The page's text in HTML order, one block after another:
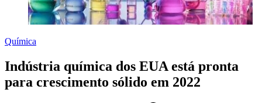
Química
Indústria química dos EUA está pronta
para crescimento sólido em 2022